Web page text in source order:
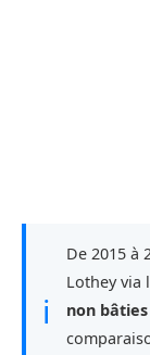
ℹ
De 2015 à
Lothey via
non bâties